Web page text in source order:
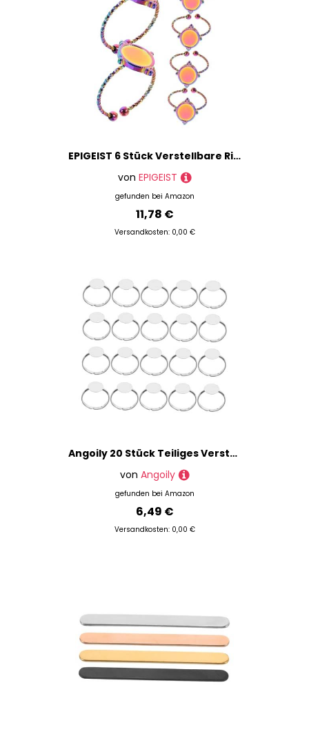
EPIGEIST 6 Stück Verstellbare Ringrohlinge aus Edelstahl Ovale Offene Ringe mit Fassung Langlebige Basen für DIY Schmuckherstellung für Damen Vielseitig Einsetzbar zum Ringe Selber Machen
von EPIGEIST
gefunden bei Amazon
11,78 €
Versandkosten: 0,00 €
Angoily 20 Stück Teiliges Verstellbare Metallringe zum Schmuckbasteln Ringrohlinge mit Rundem Pad Flexible für DIY Resin und Handwerksprojekte Silberfarbene Schmuckhalter für Erwachsene
von Angoily
gefunden bei Amazon
6,49 €
Versandkosten: 0,00 €